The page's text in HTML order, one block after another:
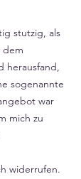
stutzig, als
dem
herausfand,
sogenannte
war
mich zu
widerrufen.